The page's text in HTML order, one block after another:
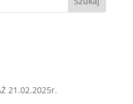
21.02.2025r.